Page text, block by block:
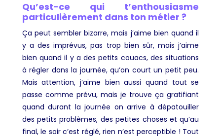
Qu’est-ce qui t’enthousiasme
particulièrement dans ton métier ?
Ça peut sembler bizarre, mais j’aime bien quand il
y a des imprévus, pas trop bien sûr, mais j’aime
bien quand il y a des petits couacs, des situations
à régler dans la journée, qu’on court un petit peu.
Mais attention, j’aime bien aussi quand tout se
passe comme prévu, mais je trouve ça gratifiant
quand durant la journée on arrive à dépatouiller
des petits problèmes, des petites choses et qu’au
final, le soir c’est réglé, rien n’est perceptible ! Tout